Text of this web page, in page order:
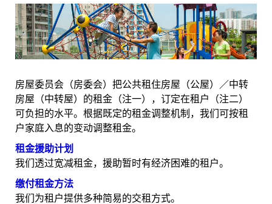
房屋委员会（房委会）把公共租住房屋（公屋）／中转
房屋（中转屋）的租金（注一），订定在租户（注二）
可负担的水平。根据既定的租金调整机制，我们可按租
户家庭入息的变动调整租金。
租金援助计划
我们透过宽减租金，援助暂时有经济困难的租户。
缴付租金方法
我们为租户提供多种简易的交租方式。